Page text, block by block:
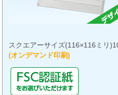
スクエアーサイズ(116×116ミリ
(オンデマンド印刷)